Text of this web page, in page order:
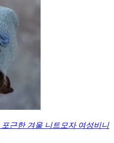
포근한 겨울 니트모자 여성비니